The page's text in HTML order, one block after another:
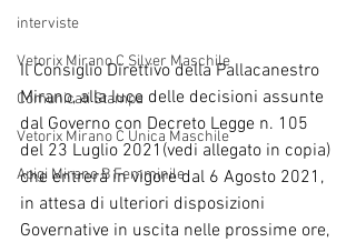
interviste
Vetorix Mirano C Silver Maschile
Comunicati Stampa
Vetorix Mirano C Unica Maschile
Apigi Mirano B Femminile
Il Consiglio Direttivo della Pallacanestro
Mirano, alla luce delle decisioni assunte
dal Governo con Decreto Legge n. 105
del 23 Luglio 2021(vedi allegato in copia)
che entrerà in vigore dal 6 Agosto 2021,
in attesa di ulteriori disposizioni
Governative in uscita nelle prossime ore,